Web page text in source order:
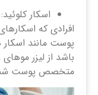
اسکار کلوئید:
افرادی که
پوست مانند
باشد از لیزر
متخصص پوست شما